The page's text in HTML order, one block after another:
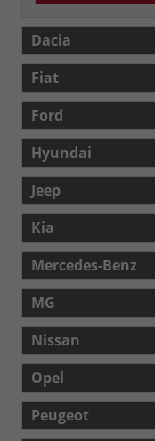
Dacia
Fiat
Ford
Hyundai
Jeep
Kia
Mercedes-Benz
MG
Nissan
Opel
Peugeot